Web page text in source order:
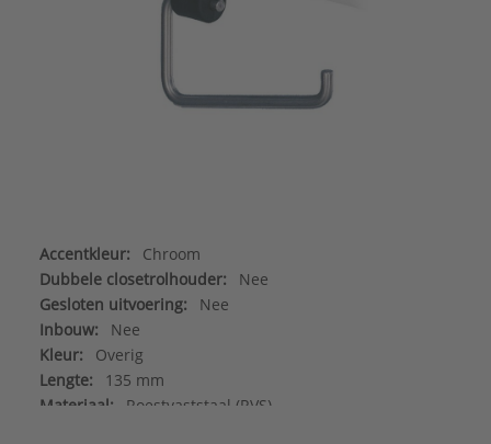
Accentkleur:
Chroom
Dubbele closetrolhouder:
Nee
Gesloten uitvoering:
Nee
Inbouw:
Nee
Kleur:
Overig
Lengte:
135 mm
Materiaal:
Roestvaststaal (RVS)